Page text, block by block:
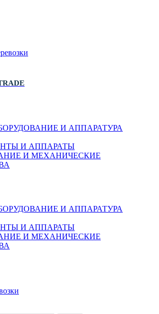
И АППАРАТУРА
И АППАРАТЫ
И МЕХАНИЧЕСКИЕ
И АППАРАТУРА
И АППАРАТЫ
И МЕХАНИЧЕСКИЕ